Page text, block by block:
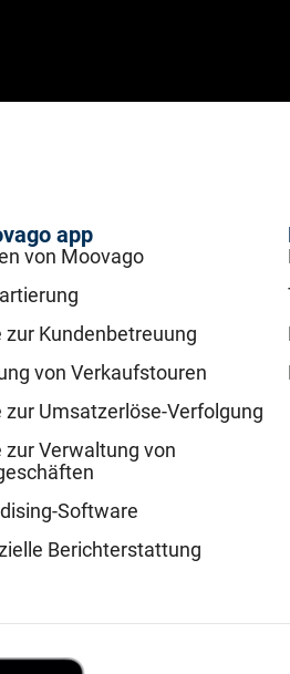
app
von Moovago
Kundenbetreuung
von Verkaufstouren
Umsatzerlöse-Verfolgung
Verwaltung von
Software
Berichterstattung